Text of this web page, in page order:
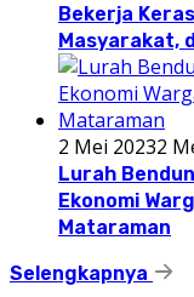
Bekerja
Masyarakat,
2 Mei 20232
Lurah
Ekonomi
Mataraman
Selengkapnya